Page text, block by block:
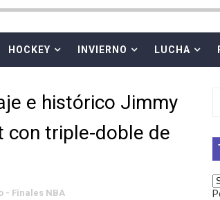
fin al reinado por parejas de The
HOCKEY INVIERNO LUCHA
e histórico Jimmy
con triple-doble de
- Finales NBA